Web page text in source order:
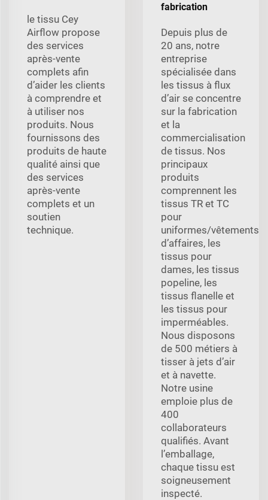
le tissu Cey
Airflow propose
des services
après-vente
complets afin
d’aider les clients
à comprendre et
à utiliser nos
produits. Nous
fournissons des
produits de haute
qualité ainsi que
des services
après-vente
complets et un
soutien
technique.
fabrication
Depuis plus de
20 ans, notre
entreprise
spécialisée dans
les tissus à flux
d’air se concentre
sur la fabrication
et la
commercialisation
de tissus. Nos
principaux
produits
comprennent les
tissus TR et TC
pour
uniformes/vêtements
d’affaires, les
tissus pour
dames, les tissus
popeline, les
tissus flanelle et
les tissus pour
imperméables.
Nous disposons
de 500 métiers à
tisser à jets d’air
et à navette.
Notre usine
emploie plus de
400
collaborateurs
qualifiés. Avant
l’emballage,
chaque tissu est
soigneusement
inspecté.